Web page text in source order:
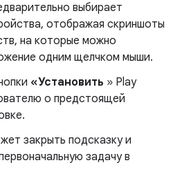
выбирает
отображая скриншоты
на которые можно
одним щелчком мыши.
«Установить » Play
о предстоящей
закрыть подсказку и
задачу в